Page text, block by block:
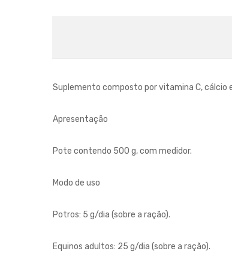
Suplemento composto por vitamina C, cálcio
Apresentação
Pote contendo 500 g, com medidor.
Modo de uso
Potros: 5 g/dia (sobre a ração).
Equinos adultos: 25 g/dia (sobre a ração).